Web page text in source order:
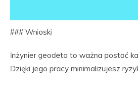
### Wnioski
Inżynier geodeta to ważna postać
Dzięki jego pracy minimalizujesz